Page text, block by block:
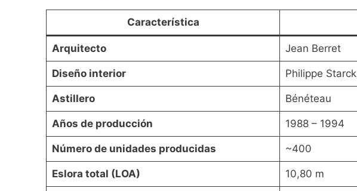
Característica
Arquitecto Jean Berret
Diseño interior Philippe Starck
Astillero Bénéteau
Años de producción 1988 – 1994
Número de unidades producidas ~400
Eslora total (LOA) 10,80 m